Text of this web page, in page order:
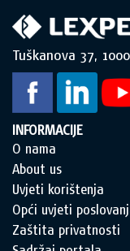
Tuškanova 37,
INFORMACIJE
O nama
About us
Uvjeti korištenja
Opći uvjeti
Zaštita privatnosti